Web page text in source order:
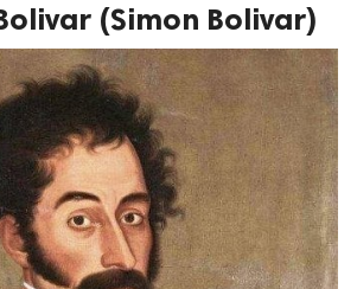
(Simon Bolivar)